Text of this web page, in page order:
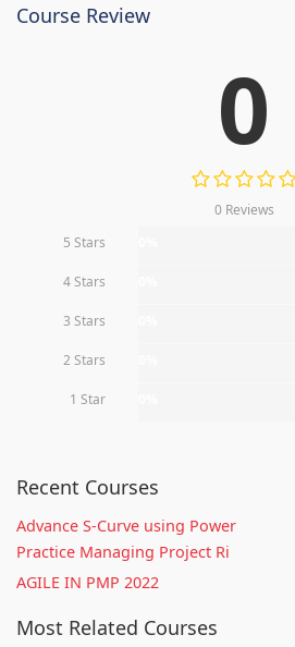
Course Review
0
0 Reviews
5 Stars
4 Stars
3 Stars
2 Stars
1 Star
Recent Courses
Advance S-Curve using Power
Practice Managing Project Ri
AGILE IN PMP 2022
Most Related Courses